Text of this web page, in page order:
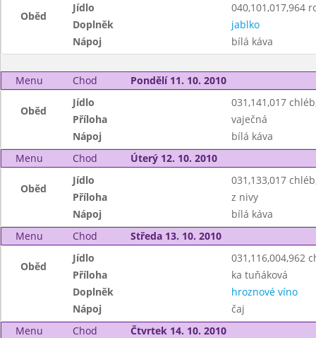
Oběd
Jídlo
040,101,017,964
Doplněk
jablko
Nápoj
bílá káva
Menu Chod Pondělí 11. 10. 2010
Oběd
Jídlo
031,141,017
Příloha
vaječná
Nápoj
bílá káva
Menu
Chod Úterý 12. 10. 2010
Oběd
Jídlo
031,133,017
Příloha
z nivy
Nápoj
bílá káva
Menu
Chod Středa 13. 10. 2010
Oběd
Jídlo
031,116,004,962
Příloha
ka tuňáková
Doplněk
hroznové víno
Nápoj
čaj
Menu
Chod Čtvrtek 14. 10. 2010